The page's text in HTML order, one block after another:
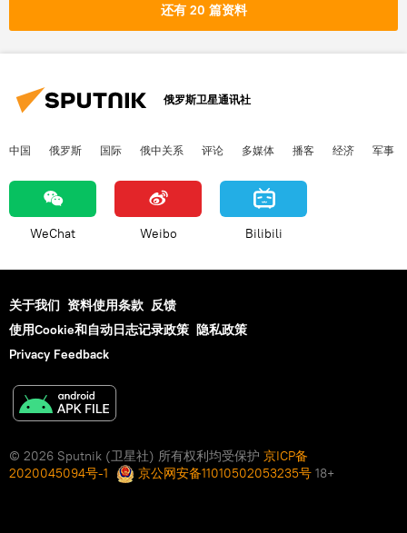
还有 20 篇资料
俄罗斯卫星通讯社
中国 俄罗斯 国际 俄中关系 评论 多媒体 播客 经济 军事
WeChat Weibo Bilibili
关于我们 资料使用条款 反馈
使用Cookie和自动日志记录政策 隐私政策
Privacy Feedback
© 2026 Sputnik (卫星社) 所有权利均受保护 京ICP备
2020045094号-1
京公网安备11010502053235号 18+